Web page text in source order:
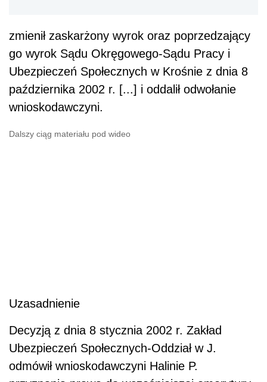
zmienił zaskarżony wyrok oraz poprzedzający
go wyrok Sądu Okręgowego-Sądu Pracy i
Ubezpieczeń Społecznych w Krośnie z dnia 8
października 2002 r. [...] i oddalił odwołanie
wnioskodawczyni.
Dalszy ciąg materiału pod wideo
Uzasadnienie
Decyzją z dnia 8 stycznia 2002 r. Zakład
Ubezpieczeń Społecznych-Oddział w J.
odmówił wnioskodawczyni Halinie P.